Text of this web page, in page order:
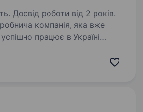
Досвід роботи від 2 років.
компанія, яка вже
працює в Україні
матеріалів,